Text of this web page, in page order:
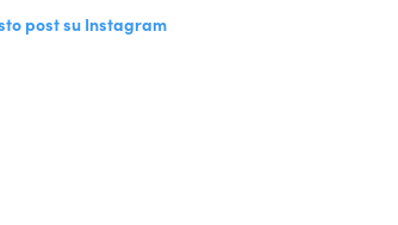
post su Instagram